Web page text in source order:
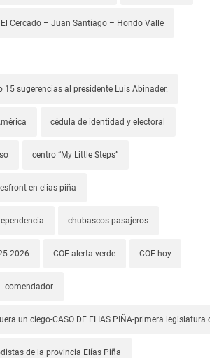
Cercado – Juan Santiago – Hondo Valle
15 sugerencias al presidente Luis Abinader.
cédula de identidad y electoral
centro “My Little Steps”
en elias piña
chubascos pasajeros
2026 COE alerta verde COE hoy
comendador
un ciego-CASO DE ELIAS PIÑA-primera legislatura
de la provincia Elías Piña